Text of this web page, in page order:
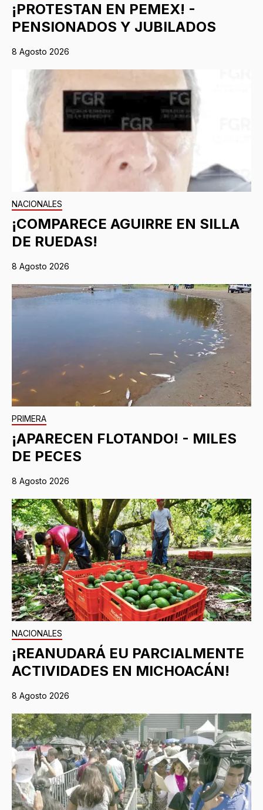
¡PROTESTAN EN PEMEX! -
PENSIONADOS Y JUBILADOS
8 Agosto 2026
NACIONALES
¡COMPARECE AGUIRRE EN SILLA
DE RUEDAS!
8 Agosto 2026
PRIMERA
¡APARECEN FLOTANDO! - MILES
DE PECES
8 Agosto 2026
NACIONALES
¡REANUDARÁ EU PARCIALMENTE
ACTIVIDADES EN MICHOACÁN!
8 Agosto 2026